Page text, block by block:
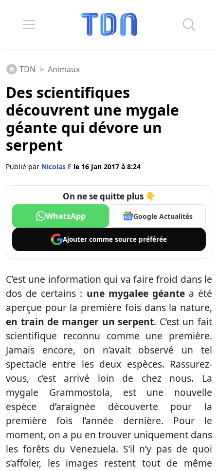
TDN > Animaux
Des scientifiques
découvrent une mygale
géante qui dévore un
serpent
Publié par Nicolas F le 16 Jan 2017 à 8:24
On ne se quitte plus 👇
WhatsApp Google Actualités
Ajouter comme source préférée
C’est une information qui va faire froid dans le
dos de certains : une mygalee géantea été
aperçue pour la première fois dans la nature,
en train de manger un serpent. C’est un fait
scientifique reconnu comme une première.
Jamais encore, on n’avait observé un tel
spectacle entre les deux espèces. Rassurez-
vous, c’est arrivé loin de chez nous. La
mygale Grammostola, est une nouvelle
espèce d’araignée découverte pour la
première fois l’année dernière. Pour le
moment, on a pu en trouver uniquement dans
les forêts du Venezuela. S’il n’y pas de quoi
s’affoler, les images restent tout de même